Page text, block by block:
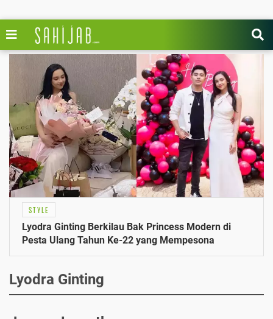
STYLE
Lyodra Ginting Berkilau Bak Princess Modern di
Pesta Ulang Tahun Ke-22 yang Mempesona
Lyodra Ginting